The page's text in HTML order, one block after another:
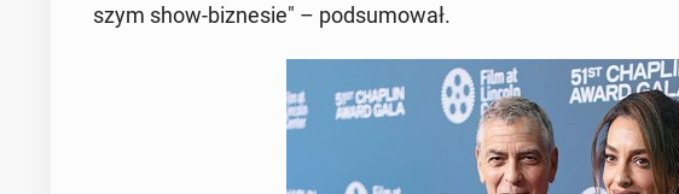
szym show-biz­ne­sie" – pod­su­mo­wał.